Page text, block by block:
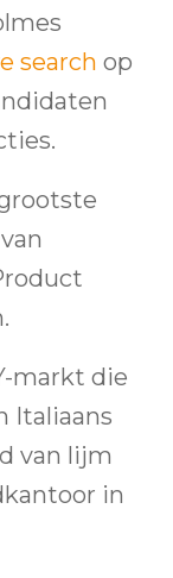
search op
markt die
Italiaans
van lijm
in